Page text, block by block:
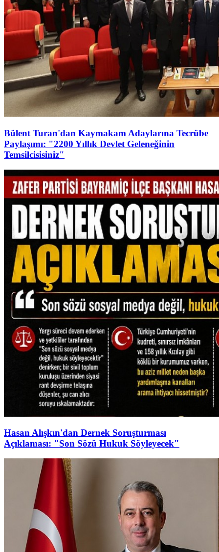
Bülent Turan'dan Kaymakam Adaylarına Tecrübe
Paylaşımı: "2200 Yıllık Devlet Geleneğinin
Temsilcisisiniz"
Hasan Alışkın'dan Dernek Soruşturması
Açıklaması: "Son Sözü Hukuk Söyleyecek"